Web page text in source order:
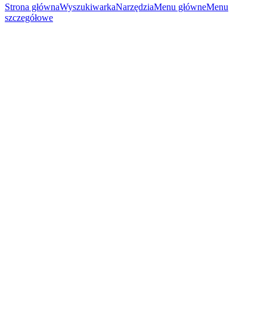
Strona głównaWyszukiwarkaNarzędziaMenu główneMenu
szczegółowe